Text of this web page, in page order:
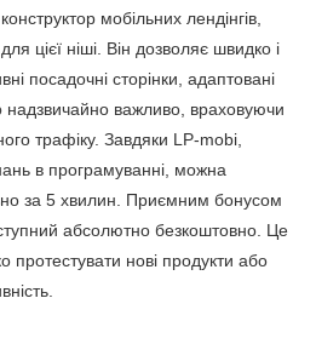
мобільних лендінгів,
цієї ніші. Він дозволяє швидко і
посадочні сторінки, адаптовані
надзвичайно важливо, враховуючи
трафіку. Завдяки LP-mobi,
в програмуванні, можна
за 5 хвилин. Приємним бонусом
абсолютно безкоштовно. Це
протестувати нові продукти або